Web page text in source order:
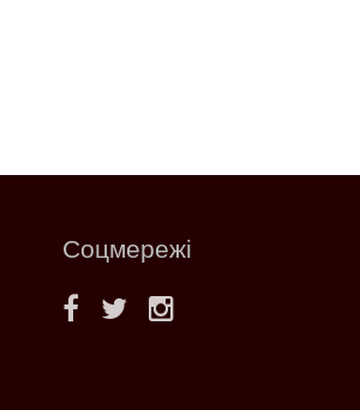
Соцмережі